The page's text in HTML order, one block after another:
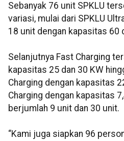
Sebanyak 76 unit SPKLU
variasi, mulai dari SPKLU
18 unit dengan kapasitas 60
Selanjutnya Fast Charging
kapasitas 25 dan 30 KW
Charging dengan kapasitas
Charging dengan kapasitas
berjumlah 9 unit dan 30 unit.
“Kami juga siapkan 96